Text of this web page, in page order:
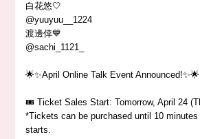
白花悠🤍
@yuuyuu__1224
渡邊倖💙
@sachi_1121_
🌟✨April Online Talk Event Announced!✨🌟
🎟 Ticket Sales Start: Tomorrow, April 24
*Tickets can be purchased until 10
starts.